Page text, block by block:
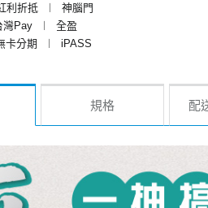
利折抵 ︱
神腦門
灣Pay ︱
全盈
卡分期 ︱
iPASS
規格 配